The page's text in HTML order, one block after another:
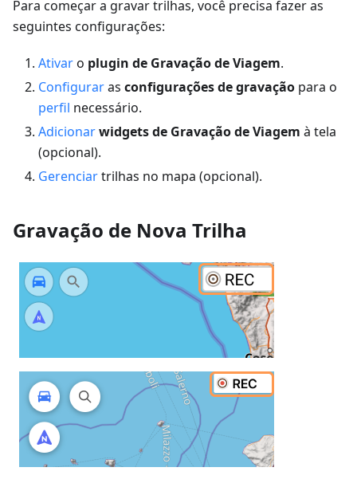
Para começar a gravar trilhas, você precisa fazer as
seguintes configurações:
Ativaro plugin de Gravação de Viagem.
Configuraras configurações de gravação para o
perfil necessário.
Adicionarwidgets de Gravação de Viagem à tela
(opcional).
Gerenciartrilhas no mapa (opcional).
Gravação de Nova Trilha